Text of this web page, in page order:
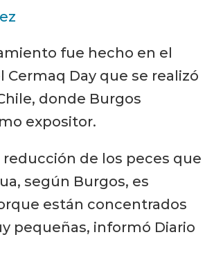
fue hecho en el
Day que se realizó
donde Burgos
expositor.
reducción de los peces que
según Burgos, es
están concentrados
pequeñas, informó Diario